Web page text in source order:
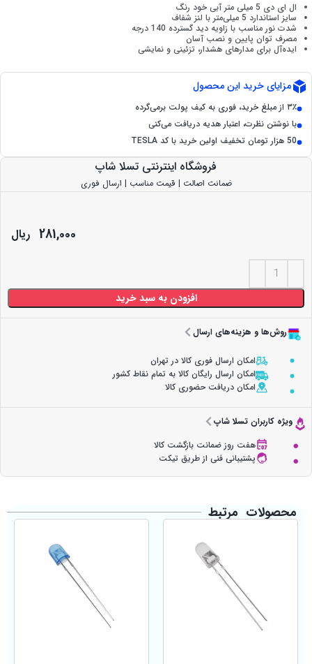
ال ای دی 5 میلی متر آبی خود رنگ
سایز استاندارد 5 میلی‌متر با لنز شفاف
شدت نور مناسب با زاویه دید گسترده 140 درجه
مصرف توان پایین و نصب آسان
ایده‌آل برای مدارهای هشدار، تزئینی و نمایشی
مزایای خرید این محصول
۳٪ از مبلغ خرید، فوری به کیف پولت برمی‌گرده
با نوشتن نظرت، اعتبار هدیه دریافت می‌کنی
50 هزار تومان تخفیف اولین خرید با کد TESLA
فروشگاه اینترنتی تسلا شاپ
ضمانت اصالت | قیمت مناسب | ارسال فوری
281,000 ریال
افزودن به سبد خرید
روش‌ها و هزینه‌های ارسال
امکان ارسال فوری کالا در تهران
امکان ارسال رایگان کالا به تمام نقاط کشور
امکان دریافت حضوری کالا
ویژه کاربران تسلا شاپ
هفت روز ضمانت بازگشت کالا
پشتیبانی فنی از طریق تیکت
محصولات مرتبط